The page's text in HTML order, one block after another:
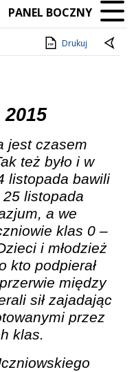
PANEL BOCZNY
Drukuj
jest czasem
też było i w
listopada bawili
listopada
a we
klas 0 –
i młodzież
kto podpierał
między
sił zajadając
przez
klas.